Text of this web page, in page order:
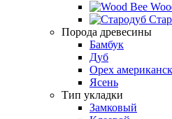
Порода древесины
Бамбук
Дуб
Орех
Ясень
Тип укладки
Замковый